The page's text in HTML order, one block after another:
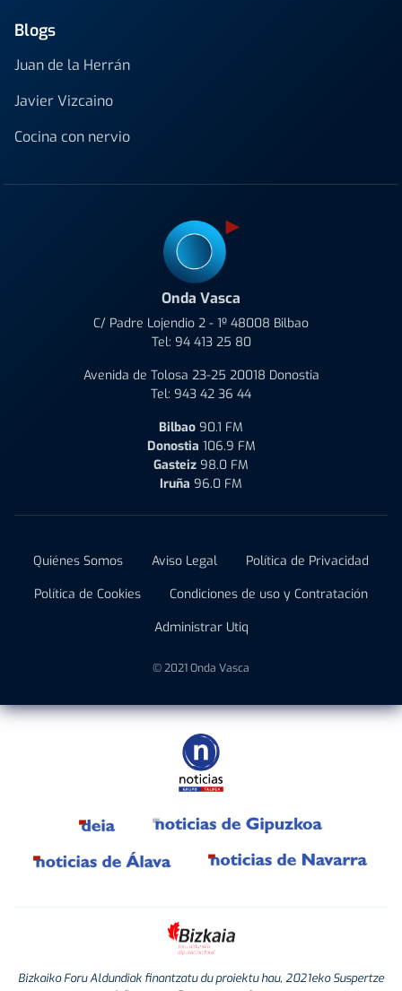
Blogs
Juan de la Herrán
Javier Vizcaino
Cocina con nervio
Onda Vasca
C/ Padre Lojendio 2 - 1º 48008 Bilbao
Tel: 94 413 25 80
Avenida de Tolosa 23-25 20018 Donostia
Tel: 943 42 36 44
Bilbao 90.1 FM
Donostia 106.9 FM
Gasteiz 98.0 FM
Iruña 96.0 FM
Quiénes Somos Aviso Legal
Política de Privacidad
Política de Cookies
Condiciones de uso y Contratación
Administrar Utiq
© 2021 Onda Vasca
Bizkaiko Foru Aldundiak finantzatu du proiektu hau, 2021eko Suspertze